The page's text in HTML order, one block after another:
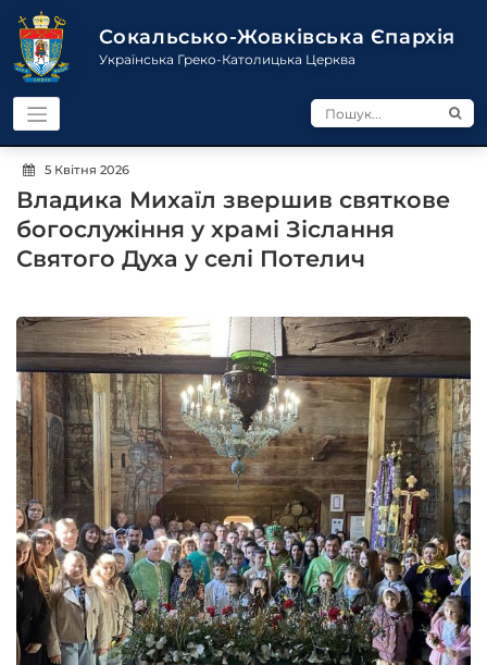
Перейти
контенту
Сокальсько-Жовківська Єпархія
Українська Греко-Католицька Церква
5 Квітня 2026
Владика Михаїл звершив святкове
богослужіння у храмі Зіслання
Святого Духа у селі Потелич